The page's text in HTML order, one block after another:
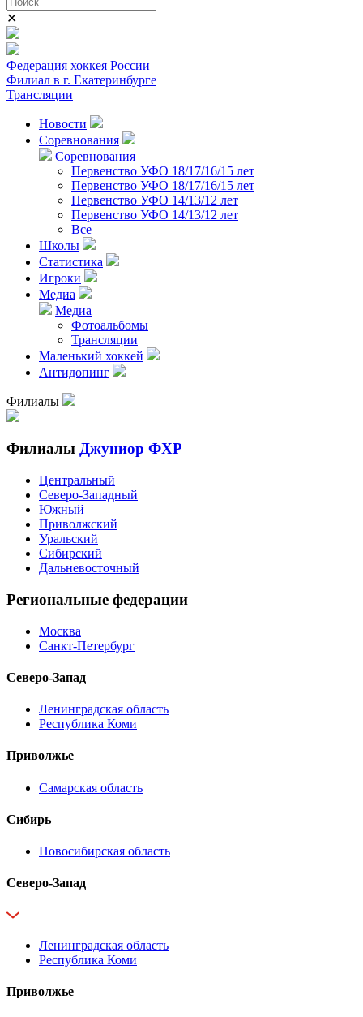
✕
Федерация хоккея России
Филиал в г. Екатеринбурге
Трансляции
Новости
Соревнования
Соревнования
Первенство УФО 18/17/16/15 лет
Первенство УФО 18/17/16/15 лет
Первенство УФО 14/13/12 лет
Первенство УФО 14/13/12 лет
Все
Школы
Статистика
Игроки
Медиа
Медиа
Фотоальбомы
Трансляции
Маленький хоккей
Антидопинг
Филиалы
Филиалы Джуниор ФХР
Центральный
Северо-Западный
Южный
Приволжский
Уральский
Сибирский
Дальневосточный
Региональные федерации
Москва
Санкт-Петербург
Северо-Запад
Ленинградская область
Республика Коми
Приволжье
Самарская область
Сибирь
Новосибирская область
Северо-Запад
Ленинградская область
Республика Коми
Приволжье